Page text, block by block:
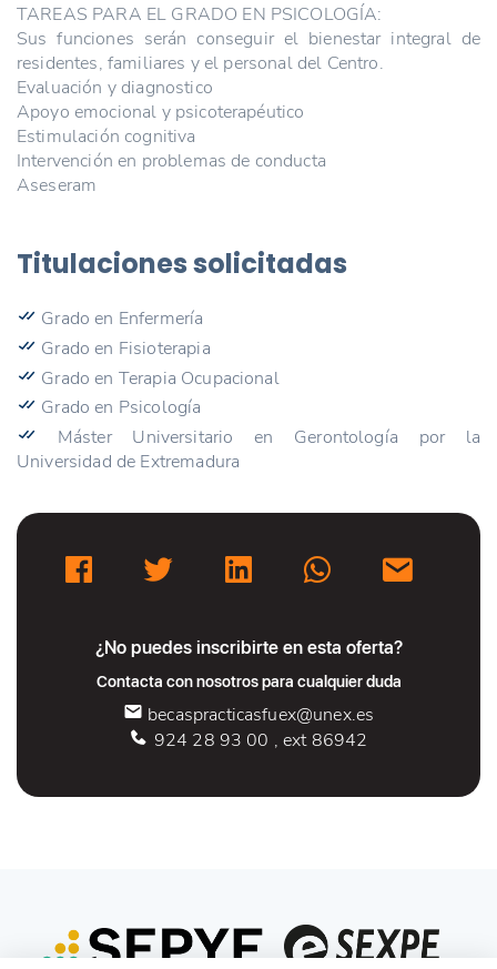
TAREAS PARA EL GRADO EN PSICOLOGÍA:
Sus funciones serán conseguir el bienestar integral de
residentes, familiares y el personal del Centro.
Evaluación y diagnostico
Apoyo emocional y psicoterapéutico
Estimulación cognitiva
Intervención en problemas de conducta
Aseseram
Titulaciones solicitadas
Grado en Enfermería
Grado en Fisioterapia
Grado en Terapia Ocupacional
Grado en Psicología
Máster Universitario en Gerontología por la
Universidad de Extremadura
¿No puedes inscribirte en esta oferta?
Contacta con nosotros para cualquier duda
becaspracticasfuex@unex.es
924 28 93 00 , ext 86942